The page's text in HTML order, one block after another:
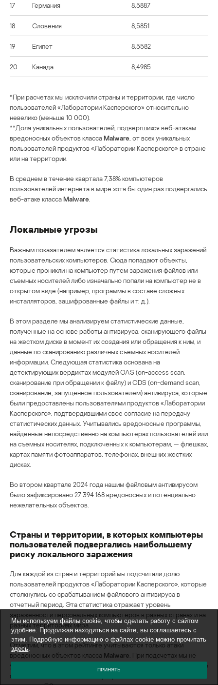
17 Германия 8,5887
18 Словения 8,5851
19 Египет 8,5582
20 Канада 8,4985
*При расчетах мы исключили страны и территории, где число
пользователей «Лаборатории Касперского» относительно
невелико (меньше 10 000).
**Доля уникальных пользователей, подвергшихся веб-атакам
вредоносных объектов классаMalware , от всех уникальных
пользователей продуктов «Лаборатории Касперского» в стране
или на территории.
В среднем в течение квартала 7,38% компьютеров
пользователей интернета в мире хотя бы один раз подвергались
веб-атаке классаMalware
Локальные угрозы
Важным показателем является статистика локальных заражений
пользовательских компьютеров. Сюда попадают объекты,
которые проникли на компьютер путем заражения файлов или
съемных носителей либо изначально попали на компьютер не в
открытом виде (например, программы в составе сложных
инсталляторов, зашифрованные файлы и т. д.).
В этом разделе мы анализируем статистические данные,
полученные на основе работы антивируса, сканирующего файлы
на жестком диске в момент их создания или обращения к ним, и
данные по сканированию различных съемных носителей
информации. Следующая статистика основана на
детектирующих вердиктах модулей OAS (on-access scan,
сканирование при обращении к файлу) и ODS (on-demand scan,
сканирование, запущенное пользователем) антивируса, которые
были предоставлены пользователями продуктов «Лаборатории
Касперского», подтвердившими свое согласие на передачу
статистических данных. Учитывались вредоносные программы,
найденные непосредственно на компьютерах пользователей или
на съемных носителях, подключенных к компьютерам, — флешках,
картах памяти фотоаппаратов, телефонах, внешних жестких
дисках.
Во втором квартале 2024 года нашим файловым антивирусом
было зафиксировано 27 394 168 вредоносных и потенциально
нежелательных объектов.
Страны и территории, в которых компьютеры
пользователей подвергались наибольшему
риску локального заражения
Для каждой из стран и территорий мы подсчитали долю
пользователей продуктов «Лаборатории Касперского», которые
столкнулись со срабатыванием файлового антивируса в
отчетный период. Эта статистика отражает уровень
зараженности персональных компьютеров в разных странах и на
разных территориях мира.
Отметим, что в этом рейтинге учитываются только атаки
вредоносных объектов класса Malware . При подсчетах мы не
учитывали срабатывания файлового антивируса на потенциально
опасные или нежелательные программы, такие как RiskTool и
Мы используем файлы cookie, чтобы сделать работу с сайтом
удобнее. Продолжая находиться на сайте, вы соглашаетесь с
этим. Подробную информацию о файлах cookie можно прочитать
здесь.
ПРИНЯТЬ